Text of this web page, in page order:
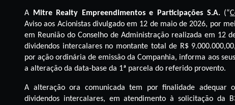
A Mitre Realty Empreendimentos e Participações S.A.(“
Aviso aos Acionistas divulgado em 12 de maio de 2026, por
em Reunião do Conselho de Administração realizada em 12
dividendos intercalares no montante total de R$
por ação ordinária de emissão da Companhia, informa aos
a alteração da data-base da 1ª parcela do referido provento.
A alteração ora comunicada tem por finalidade adequar
dividendos intercalares, em atendimento à solicitação da